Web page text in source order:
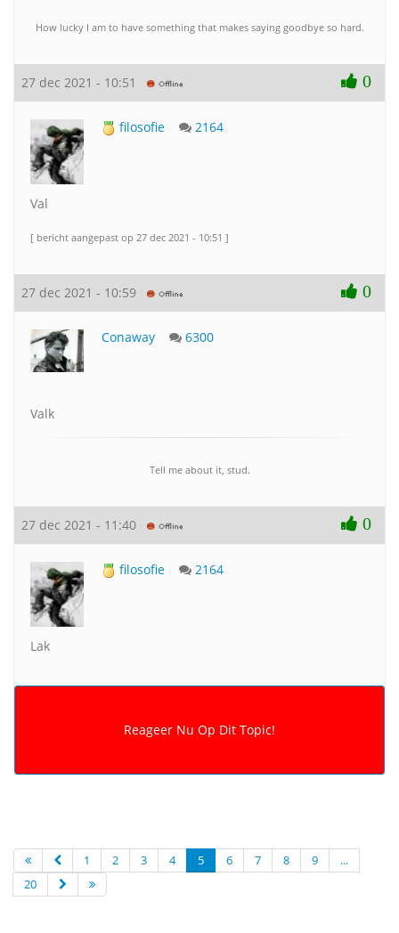
How lucky I am to have something that makes saying goodbye so hard.
27 dec 2021 - 10:51 0
filosofie 2164
Val
[ bericht aangepast op 27 dec 2021 - 10:51 ]
27 dec 2021 - 10:59 0
Conaway 6300
Valk
Tell me about it, stud.
27 dec 2021 - 11:40 0
filosofie 2164
Lak
1 2 3 4 5 6 7 8 9
...
20